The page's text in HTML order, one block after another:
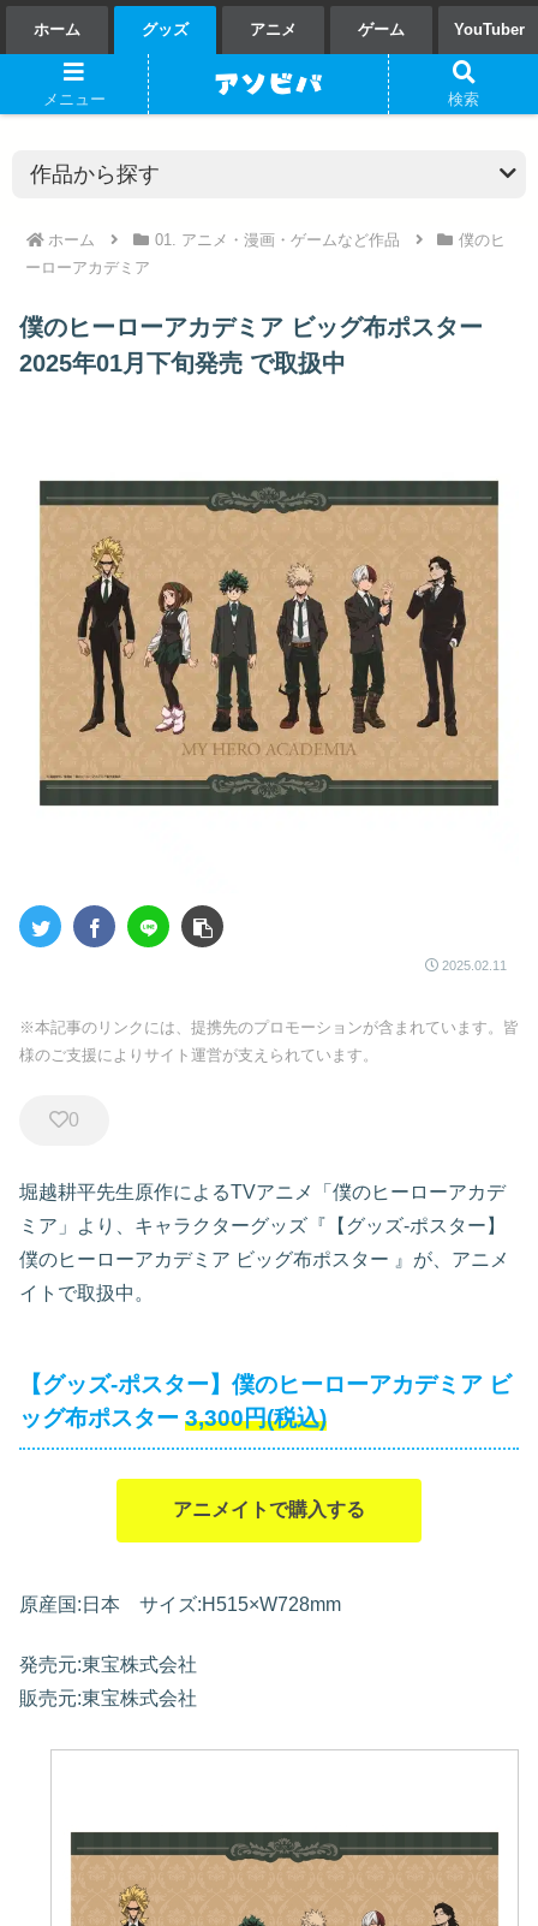
ホーム グッズ アニメ ゲーム YouTuber
ホーム 01. アニメ・漫画・ゲームなど作品
僕のヒ
ーローアカデミア
僕のヒーローアカデミア ビッグ布ポスター
2025年01月下旬発売 で取扱中
2025.02.11
※本記事のリンクには、提携先のプロモーションが含まれています。皆
様のご支援によりサイト運営が支えられています。
0
堀越耕平先生原作によるTVアニメ「僕のヒーローアカデ
ミア」より、キャラクターグッズ『【グッズ-ポスター】
僕のヒーローアカデミア ビッグ布ポスター 』が、アニメ
イトで取扱中。
【グッズ-ポスター】僕のヒーローアカデミア ビ
ッグ布ポスター 3,300円(税込)
アニメイトで購入する
原産国:日本 サイズ:H515×W728mm
発売元:東宝株式会社
販売元:東宝株式会社
メニュー 検索